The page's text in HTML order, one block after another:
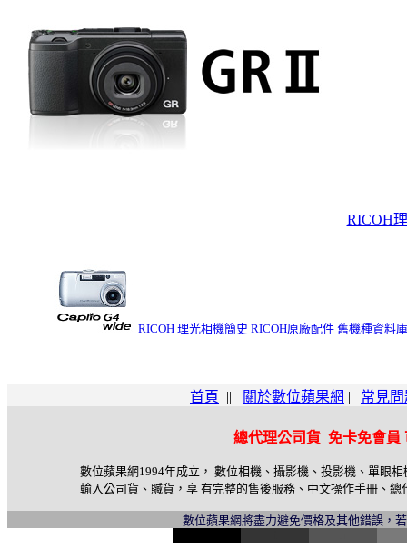
RICOH
RICOH 理光相機簡史 RICOH原廠配件 舊機種資料庫
首頁 || 關於數位蘋果網 || 常見
總代理公司貨 免卡免會
數位蘋果網1994年成立， 數位相機、攝影機、投影機、單眼
輸入公司貨、贓貨，享 有完整的售後服務、中文操作手冊、
數位蘋果網將盡力避免價格及其他錯誤，